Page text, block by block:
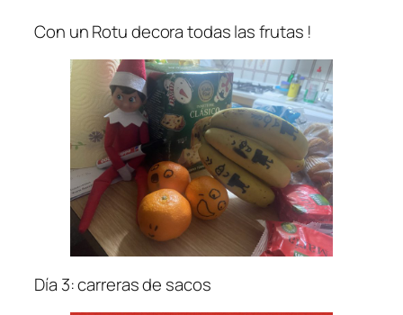
Con un Rotu decora todas las frutas !
Día 3: carreras de sacos